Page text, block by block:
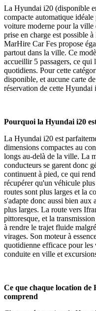
La Hyundai i20 (disponible
compacte automatique
voiture moderne pour la ville
prise en charge est possible
MarHire Car Fes propose
partout dans la ville. Ce
accueillir 5 passagers, ce qui
quotidiens. Pour cette
disponible, et aucune carte
réservation de cette Hyundai
Pourquoi la Hyundai i20
La Hyundai i20 est
dimensions compactes au
longs au-delà de la ville. La
conducteurs se garent donc
continuent à pied, ce qui
récupérer qu'un véhicule
routes sont plus larges et la
s'adapte donc aussi bien aux
plus larges. La route vers
pittoresque, et la
à rendre le trajet fluide
virages. Son moteur à
quotidienne efficace pour
conduite en ville et
Ce que chaque location
comprend